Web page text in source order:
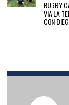
RUGBY
VIA LA
CON